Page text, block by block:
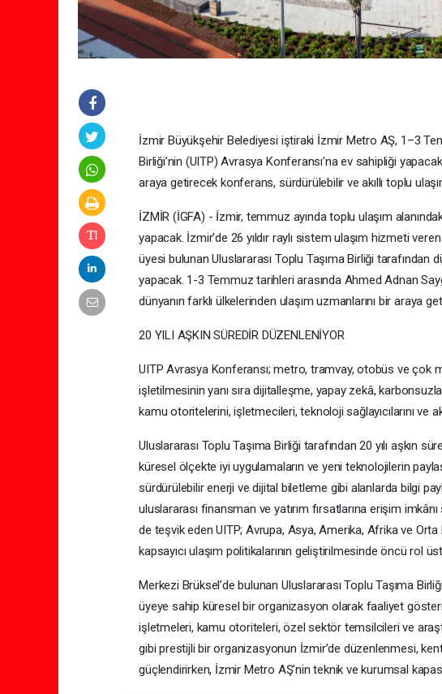
İzmir Büyükşehir Belediyesi iştiraki İzmir Metro AŞ, 1–3
Birliği’nin (UITP) Avrasya Konferansı’na ev sahipliği
araya getirecek konferans, sürdürülebilir ve akıllı toplu
İZMİR (İGFA) - İzmir, temmuz ayında toplu ulaşım
yapacak. İzmir’de 26 yıldır raylı sistem ulaşım hizmeti
üyesi bulunan Uluslararası Toplu Taşıma Birliği tarafından
yapacak. 1-3 Temmuz tarihleri arasında Ahmed Adnan
dünyanın farklı ülkelerinden ulaşım uzmanlarını bir araya
20 YILI AŞKIN SÜREDİR DÜZENLENİYOR
UITP Avrasya Konferansı; metro, tramvay, otobüs ve çok
işletilmesinin yanı sıra dijitalleşme, yapay zekâ,
kamu otoritelerini, işletmecileri, teknoloji sağlayıcılarını ve
Uluslararası Toplu Taşıma Birliği tarafından 20 yılı aşkın
küresel ölçekte iyi uygulamaların ve yeni teknolojilerin
sürdürülebilir enerji ve dijital biletleme gibi alanlarda bilgi
uluslararası finansman ve yatırım fırsatlarına erişim
de teşvik eden UITP; Avrupa, Asya, Amerika, Afrika ve Orta
kapsayıcı ulaşım politikalarının geliştirilmesinde öncü rol
Merkezi Brüksel’de bulunan Uluslararası Toplu Taşıma
üyeye sahip küresel bir organizasyon olarak faaliyet
işletmeleri, kamu otoriteleri, özel sektör temsilcileri ve
gibi prestijli bir organizasyonun İzmir’de düzenlenmesi,
güçlendirirken, İzmir Metro AŞ’nin teknik ve kurumsal